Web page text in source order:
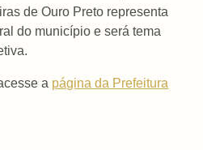
de Ouro Preto representa
do município e será tema
a página da Prefeitura